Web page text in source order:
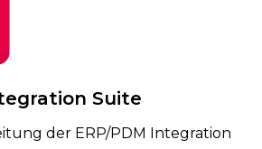
Suite
der ERP/PDM Integration